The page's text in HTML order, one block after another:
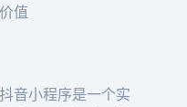
值
音小程序是一个实